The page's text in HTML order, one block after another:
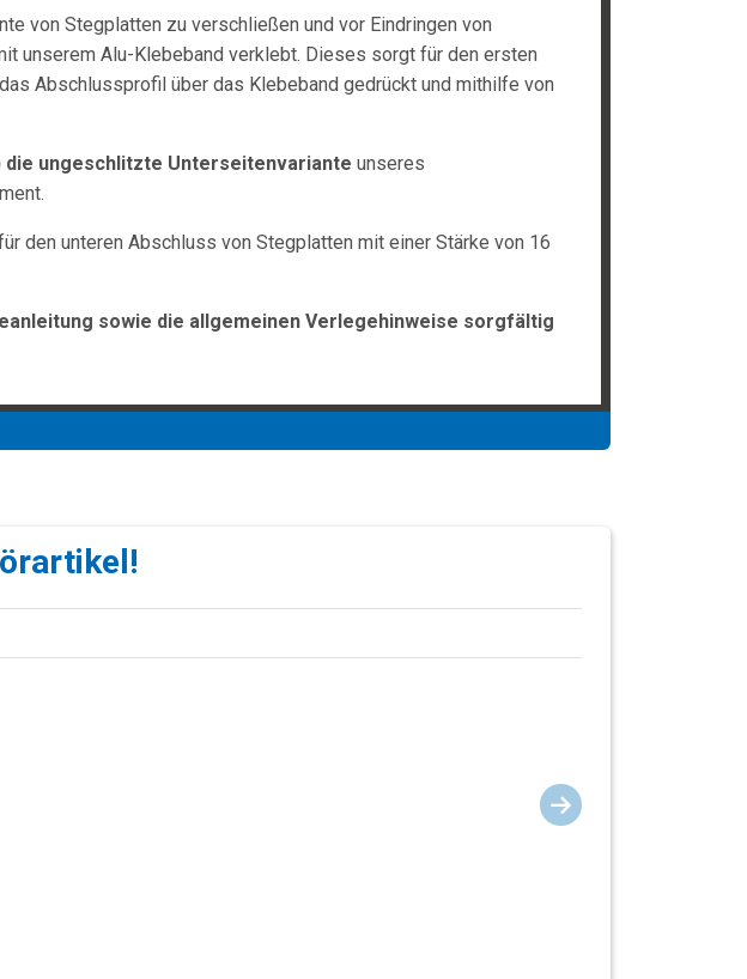
von Stegplatten zu verschließen und vor Eindringen von
unserem Alu-Klebeband verklebt. Dieses sorgt für den ersten
Abschlussprofil über das Klebeband gedrückt und mithilfe von
die ungeschlitzte Unterseitenvariante unseres
den unteren Abschluss von Stegplatten mit einer Stärke von 16
sowie die allgemeinen Verlegehinweise sorgfältig